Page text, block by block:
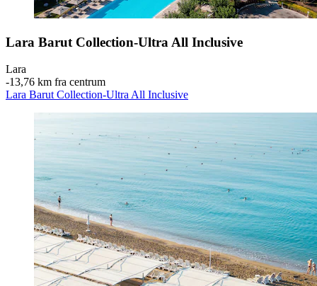
Lara Barut Collection-Ultra All Inclusive
Lara
‐13,76 km fra centrum
Lara Barut Collection-Ultra All Inclusive